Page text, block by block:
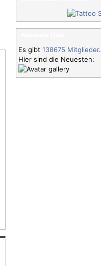
Es gibt 138675 Mitglieder.
Hier sind die Neuesten: